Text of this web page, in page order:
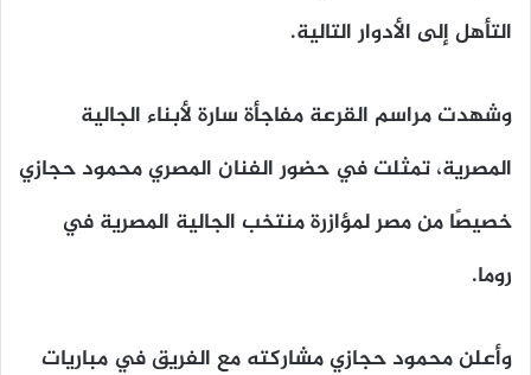
التأهل إلى الأدوار التالية.
وشهدت مراسم القرعة مفاجأة سارة لأبناء الجالية
المصرية، تمثلت في حضور الفنان المصري محمود حجازي
خصيصًا من مصر لمؤازرة منتخب الجالية المصرية في
روما.
وأعلن محمود حجازي مشاركته مع الفريق في مباريات